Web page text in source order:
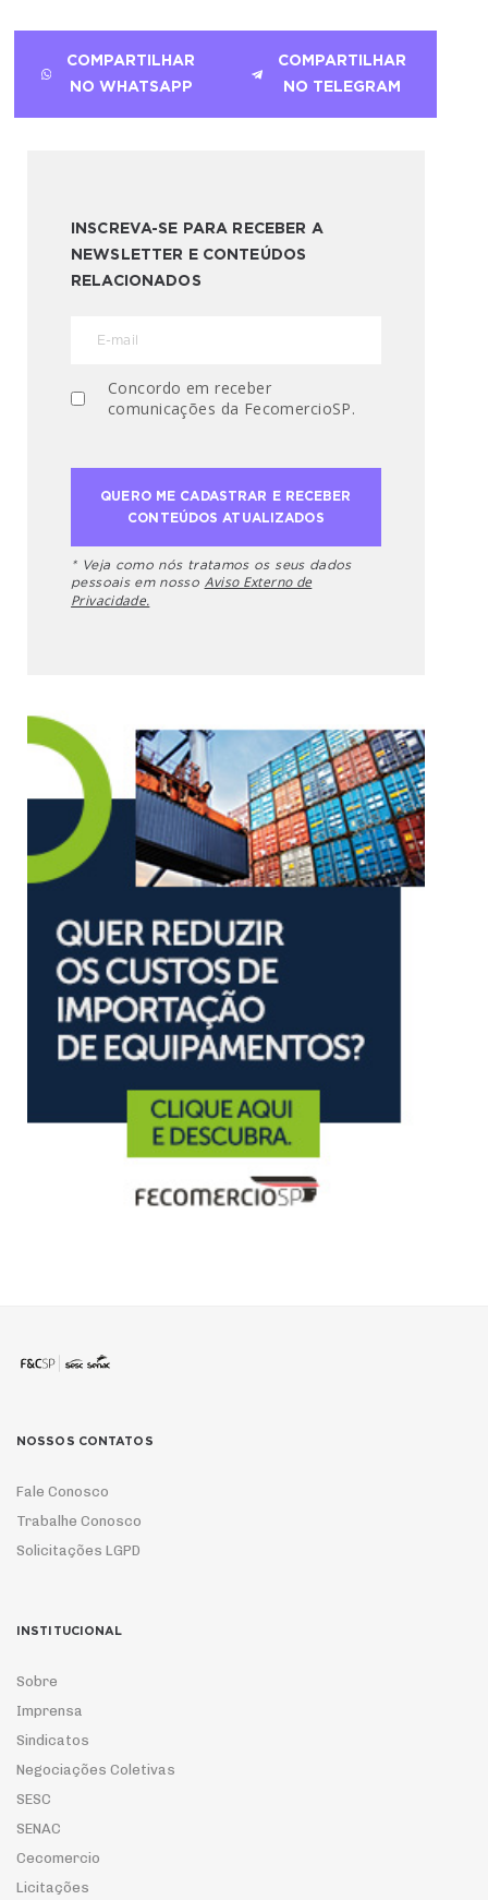
COMPARTILHAR
NO WHATSAPP
COMPARTILHAR
NO TELEGRAM
INSCREVA-SE PARA RECEBER A
NEWSLETTER E CONTEÚDOS
RELACIONADOS
Concordo em receber
comunicações da FecomercioSP.
* Veja como nós tratamos os seus dados
pessoais em nosso Aviso Externo de
Privacidade.
NOSSOS CONTATOS
Fale Conosco
Trabalhe Conosco
Solicitações LGPD
INSTITUCIONAL
Sobre
Imprensa
Sindicatos
Negociações Coletivas
SESC
SENAC
Cecomercio
Licitações